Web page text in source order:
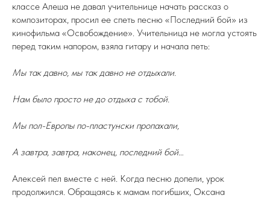
классе Алеша не давал учительнице начать рассказ о
композиторах, просил ее спеть песню «Последний бой» из
кинофильма «Освобождение». Учительница не могла устоять
перед таким напором, взяла гитару и начала петь:
Мы так давно, мы так давно не отдыхали.
Нам было просто не до отдыха с тобой.
Мы пол-Европы по-пластунски пропахали,
А завтра, завтра, наконец, последний бой…
Алексей пел вместе с ней. Когда песню допели, урок
продолжился. Обращаясь к мамам погибших, Оксана